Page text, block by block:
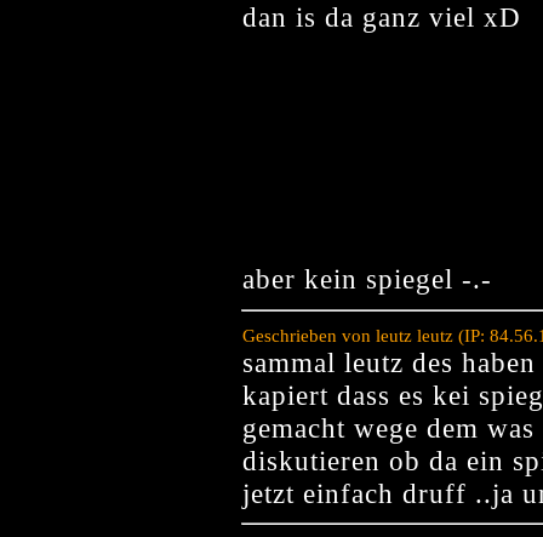
dan is da ganz viel xD
aber kein spiegel -.-
Geschrieben von leutz leutz (IP:
sammal leutz des
kapiert dass es kei
gemacht wege dem
diskutieren ob da ein
jetzt einfach druff ..ja